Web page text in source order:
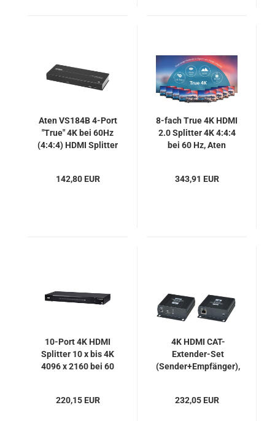
Aten VS184B 4-Port
"True" 4K bei 60Hz
(4:4:4) HDMI Splitter
142,80 EUR
8-fach True 4K HDMI
2.0 Splitter 4K 4:4:4
bei 60 Hz, Aten
343,91 EUR
10-Port 4K HDMI
Splitter 10 x bis 4K
4096 x 2160 bei 60
220,15 EUR
4K HDMI CAT-
Extender-Set
(Sender+Empfänger),
HE03-4K
232,05 EUR